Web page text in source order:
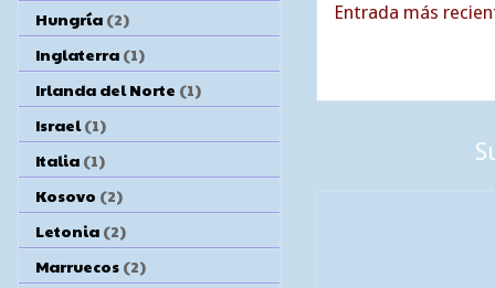
Entrada más
Hungría (2)
Inglaterra (1)
Irlanda del Norte (1)
Israel (1)
Italia (1)
Kosovo (2)
Letonia (2)
Marruecos (2)